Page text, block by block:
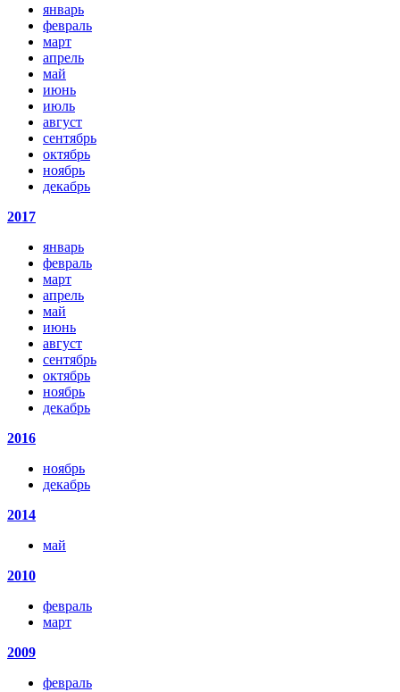
январь
февраль
март
апрель
май
июнь
июль
август
сентябрь
октябрь
ноябрь
декабрь
2017
январь
февраль
март
апрель
май
июнь
август
сентябрь
октябрь
ноябрь
декабрь
2016
ноябрь
декабрь
2014
май
2010
февраль
март
2009
февраль